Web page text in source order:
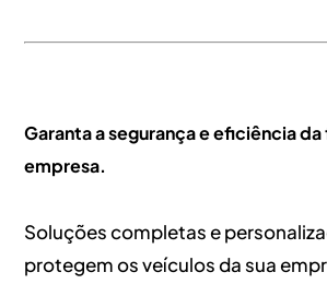
Garanta a segurança e eficiência
empresa.
Soluções completas e
protegem os veículos da sua